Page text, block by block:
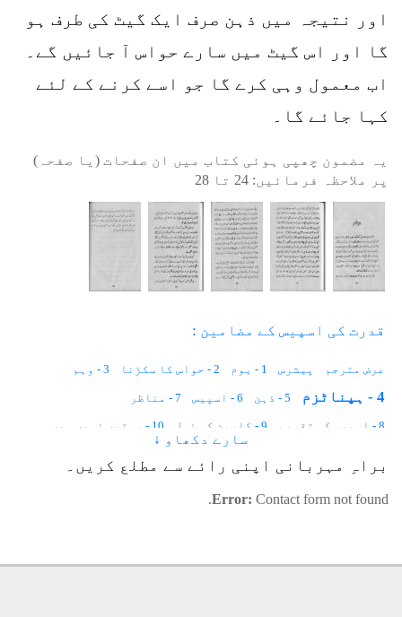
اور نتیجہ میں ذہن صرف ایک گیٹ کی طرف ہو
گا اور اس گیٹ میں سارے حواس آ جائیں گے۔
اب معمول وہی کرے گا جو اسے کرنے کے لئے
کہا جائے گا۔
یہ مضمون چھپی ہوئی کتاب میں ان صفحات (یا صفحہ)
پر ملاحظہ فرمائیں: 24 تا 28
قدرت کی اسپیس کے مضامین :
عرض مترجم پیشرس 1 - یوم 2 - حواس کا سکڑنا 3 - وہم
4 - ہپناٹزم 5 - ذہن 6 - اسپیس 7 - مناظر
8 - اسپیس کی تقسیم 9 - کاربن کی نسل
10 - سمتیں نہیں ہیں
14 - اسپیس کی تخلیق
15 - غیب
سارے دکھاو ↓
براہِ مہربانی اپنی رائے سے مطلع کریں۔
Error: Contact form not found.